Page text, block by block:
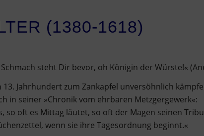
(1380-1618)
steht Dir bevor, oh Königin der Würste!«
Jahrhundert zum Zankapfel unversöhnlich
in seiner »Chronik vom ehrbaren Metzgergewerk«:
so oft es Mittag läutet, so oft der Magen seinen
wenn sie ihre Tagesordnung beginnt.«